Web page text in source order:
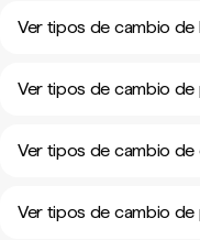
Ver tipos de cambio de
Ver tipos de cambio de
Ver tipos de cambio de
Ver tipos de cambio de